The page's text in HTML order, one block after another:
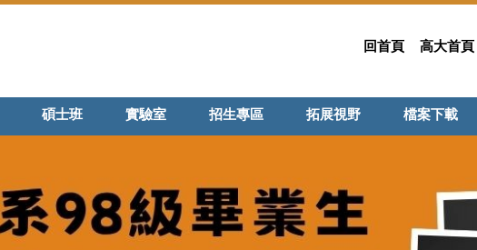
回首頁 高大首頁
碩士班 實驗室 招生專區 拓展視野 檔案下載